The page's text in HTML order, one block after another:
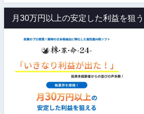
月30万円以上の安定した利益を狙う